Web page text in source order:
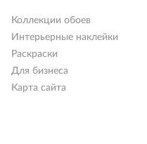
Коллекции обоев
Интерьерные наклейки
Раскраски
Для бизнеса
Карта сайта